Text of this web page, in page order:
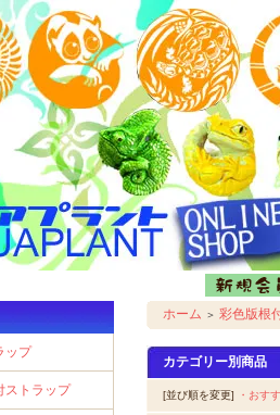
ップ
ストラップ
ホーム ＞ 彩色版根
カテゴリー別商品
[並び順を変更] ・おす